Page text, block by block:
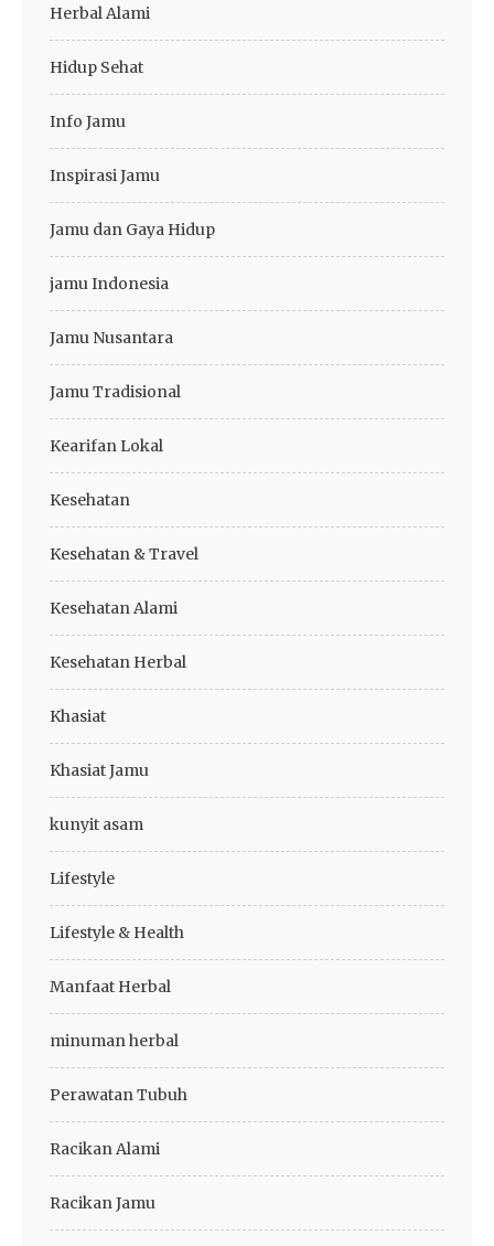
Herbal Alami
Hidup Sehat
Info Jamu
Inspirasi Jamu
Jamu dan Gaya Hidup
jamu Indonesia
Jamu Nusantara
Jamu Tradisional
Kearifan Lokal
Kesehatan
Kesehatan & Travel
Kesehatan Alami
Kesehatan Herbal
Khasiat
Khasiat Jamu
kunyit asam
Lifestyle
Lifestyle & Health
Manfaat Herbal
minuman herbal
Perawatan Tubuh
Racikan Alami
Racikan Jamu